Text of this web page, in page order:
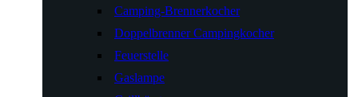
Camping-Brennerkocher
Doppelbrenner Campingkocher
Feuerstelle
Gaslampe